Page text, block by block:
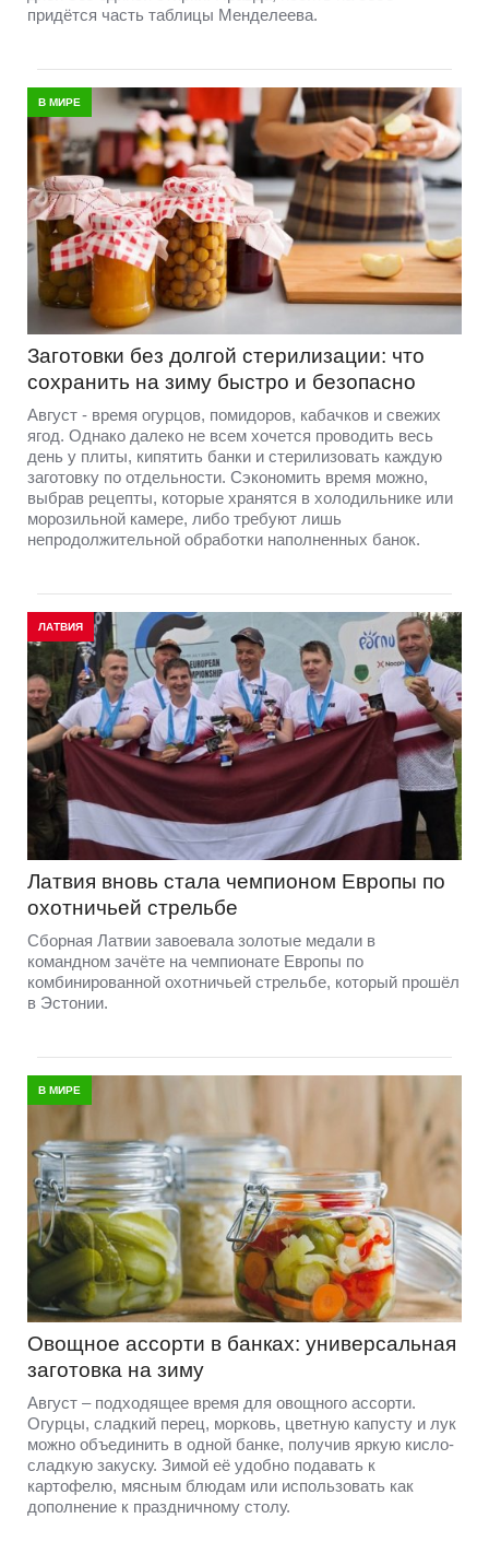
придётся часть таблицы Менделеева.
В МИРЕ
Заготовки без долгой стерилизации: что
сохранить на зиму быстро и безопасно
Август - время огурцов, помидоров, кабачков и свежих
ягод. Однако далеко не всем хочется проводить весь
день у плиты, кипятить банки и стерилизовать каждую
заготовку по отдельности. Сэкономить время можно,
выбрав рецепты, которые хранятся в холодильнике или
морозильной камере, либо требуют лишь
непродолжительной обработки наполненных банок.
ЛАТВИЯ
Латвия вновь стала чемпионом Европы по
охотничьей стрельбе
Сборная Латвии завоевала золотые медали в
командном зачёте на чемпионате Европы по
комбинированной охотничьей стрельбе, который прошёл
в Эстонии.
В МИРЕ
Овощное ассорти в банках: универсальная
заготовка на зиму
Август – подходящее время для овощного ассорти.
Огурцы, сладкий перец, морковь, цветную капусту и лук
можно объединить в одной банке, получив яркую кисло-
сладкую закуску. Зимой её удобно подавать к
картофелю, мясным блюдам или использовать как
дополнение к праздничному столу.